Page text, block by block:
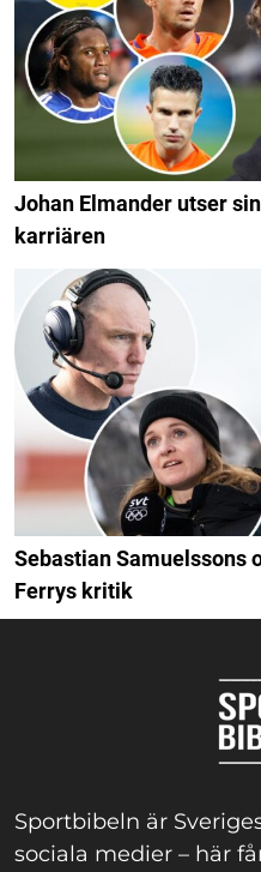
Johan Elmander utser
karriären
Sebastian Samuelssons
Ferrys kritik
Sportbibeln är
sociala medier – här